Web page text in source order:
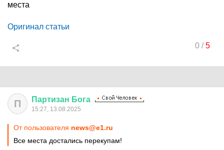
места
Оригинал статьи
0/5
П Партизан Бога
15:27, 13.08.2025
От пользователя news@e1.ru
Все места достались перекупам!